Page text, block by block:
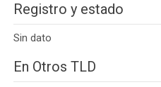
Registro y estado
Sin dato
En Otros TLD